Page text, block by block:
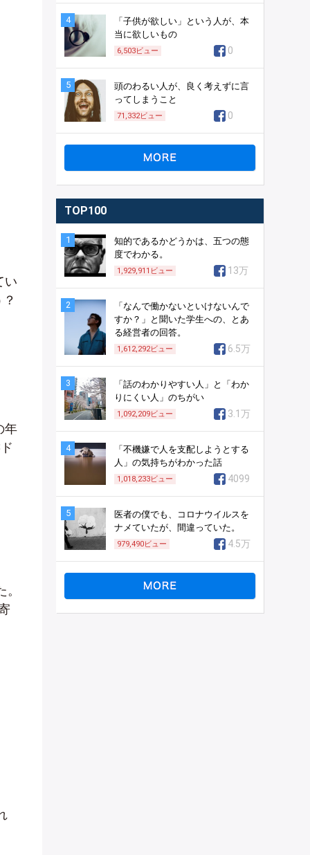
い
年
4
「子供が欲しい」という人が、本
当に欲しいもの
6,503ビュー 0
5
頭のわるい人が、良く考えずに言
ってしまうこと
71,332ビュー 0
TOP100
1
知的であるかどうかは、五つの態
度でわかる。
1,929,911 ビュー 13万
2
「なんで働かないといけないんで
すか？」と聞いた学生への、とあ
る経営者の回答。
1,612,292ビュー 6.5万
3
「話のわかりやすい人」と「わか
りにくい人」のちがい
1,092,209ビュー 3.1万
4
「不機嫌で人を支配しようとする
人」の気持ちがわかった話
1,018,233ビュー 4099
5
医者の僕でも、コロナウイルスを
ナメていたが、間違っていた。
979,490ビュー 4.5万